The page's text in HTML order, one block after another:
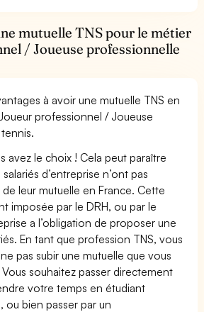
mutuelle TNS pour le métier
/ Joueuse professionnelle
à avoir une mutuelle TNS en
professionnel / Joueuse
avez le choix ! Cela peut paraître
d’entreprise n’ont pas
leur mutuelle en France. Cette
imposée par le DRH, ou par le
a l’obligation de proposer une
En tant que profession TNS, vous
pas subir une mutuelle que vous
Vous souhaitez passer directement
votre temps en étudiant
bien passer par un